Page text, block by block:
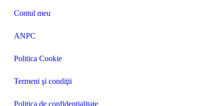
Contul meu
ANPC
Politica Cookie
Termeni şi condiţii
Politica de confidentialitate